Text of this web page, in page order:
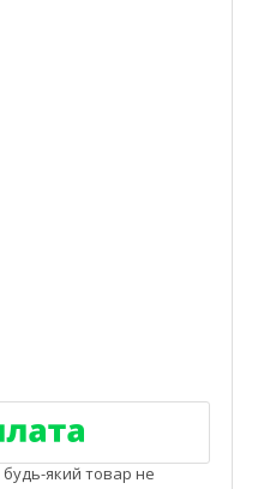
будь-який товар не